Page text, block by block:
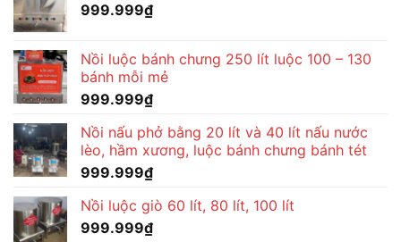
999.999₫
Nồi luộc bánh chưng 250 lít luộc 100 – 130
bánh mỗi mẻ
999.999₫
Nồi nấu phở bằng 20 lít và 40 lít nấu nước
lèo, hầm xương, luộc bánh chưng bánh tét
999.999₫
Nồi luộc giò 60 lít, 80 lít, 100 lít
999.999₫